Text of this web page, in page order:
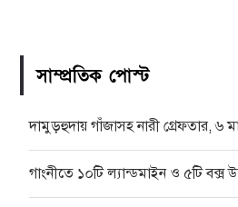
সাম্প্রতিক পোস্ট
দামুড়হুদায় গাঁজাসহ নারী গ্রেফতার, ৬
গাংনীতে ১০টি ল্যান্ডমাইন ও ৫টি বক্স